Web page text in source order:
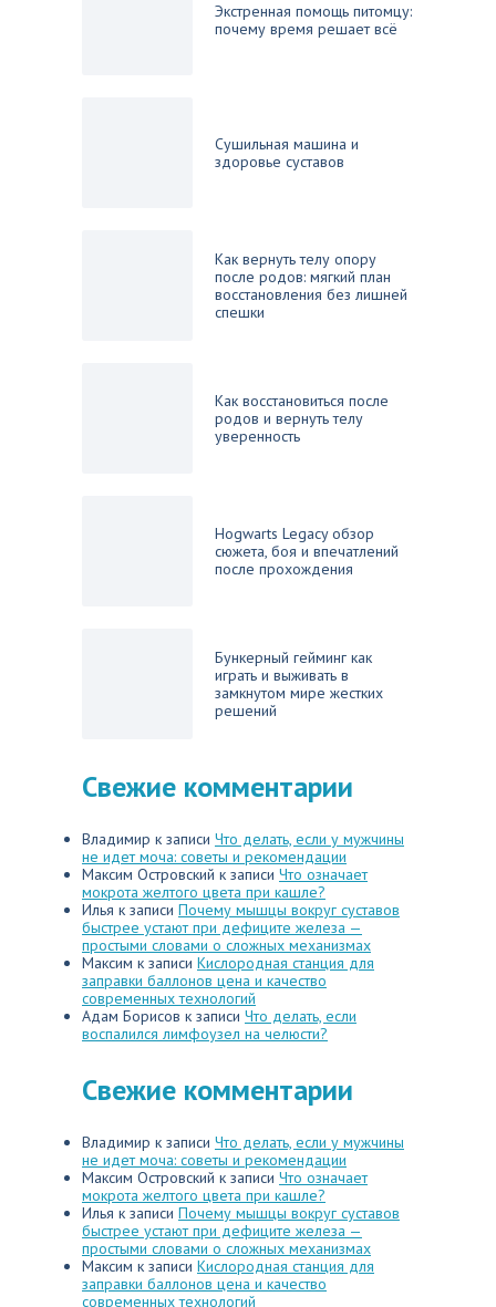
Экстренная помощь питомцу:
почему время решает всё
Сушильная машина и
здоровье суставов
Как вернуть телу опору
после родов: мягкий план
восстановления без лишней
спешки
Как восстановиться после
родов и вернуть телу
уверенность
Hogwarts Legacy обзор
сюжета, боя и впечатлений
после прохождения
Бункерный гейминг как
играть и выживать в
замкнутом мире жестких
решений
Свежие комментарии
Владимир к записи Что делать, если у мужчины
не идет моча: советы и рекомендации
Максим Островский к записи Что означает
мокрота желтого цвета при кашле?
Илья к записи Почему мышцы вокруг суставов
быстрее устают при дефиците железа —
простыми словами о сложных механизмах
Максим к записи Кислородная станция для
заправки баллонов цена и качество
современных технологий
Адам Борисов к записи Что делать, если
воспалился лимфоузел на челюсти?
Свежие комментарии
Владимир к записи Что делать, если у мужчины
не идет моча: советы и рекомендации
Максим Островский к записи Что означает
мокрота желтого цвета при кашле?
Илья к записи Почему мышцы вокруг суставов
быстрее устают при дефиците железа —
простыми словами о сложных механизмах
Максим к записи Кислородная станция для
заправки баллонов цена и качество
современных технологий